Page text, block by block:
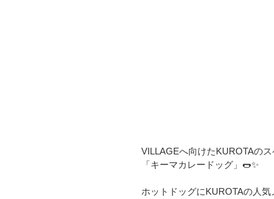
VILLAGEへ向けたKUROTAの
「キーマカレードッグ」🌭✨
ホットドッグにKUROTAの人